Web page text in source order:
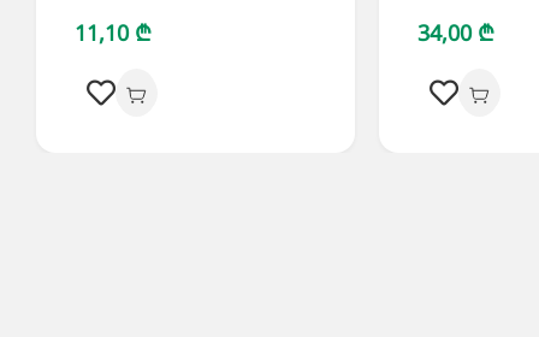
11,10 ₾ 34,00 ₾